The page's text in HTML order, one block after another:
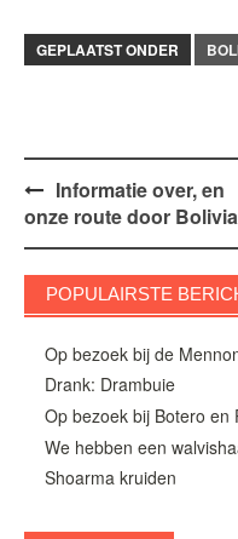
GEPLAATST ONDER
Bericht
navigatie
Informatie over, en
onze route door Bolivia
POPULAIRSTE
Op bezoek bij de
Drank: Drambuie
Op bezoek bij Botero en
We hebben een
Shoarma kruiden